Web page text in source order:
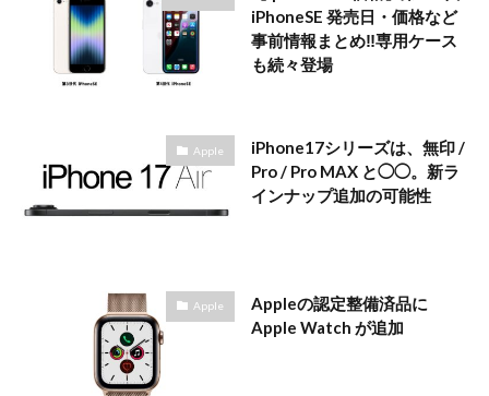
iPhoneSE 発売日・価格など
事前情報まとめ‼️専用ケース
も続々登場
Apple
iPhone17シリーズは、無印 /
Pro / Pro MAX と◯◯。新ラ
インナップ追加の可能性
Apple
Appleの認定整備済品に
Apple Watch が追加